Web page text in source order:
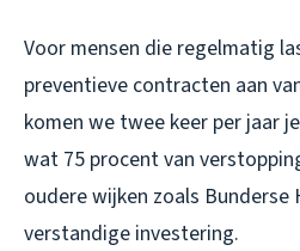
Voor mensen die regelmatig
preventieve contracten aan
komen we twee keer per jaar
wat 75 procent van
oudere wijken zoals
verstandige investering.